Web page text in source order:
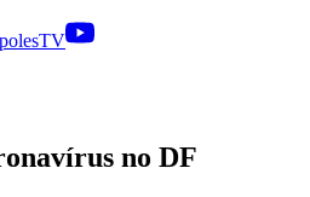
no DF